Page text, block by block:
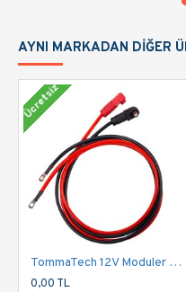
AYNI MARKADAN DIĞER
Ücretsiz
TommaTech 12V Moduler Series 1.5m Güç Kablosu Seti
0,00 TL